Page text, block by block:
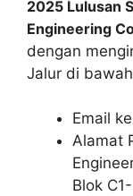
2025 Lulusan
Engineering
dengan
Jalur di
Email
Alamat
Blok